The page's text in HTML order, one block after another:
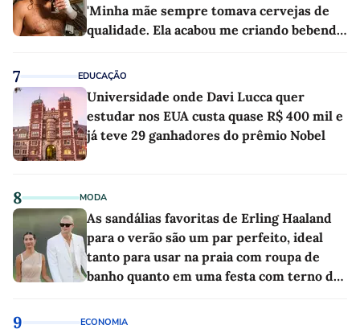
'Minha mãe sempre tomava cervejas de
qualidade. Ela acabou me criando bebendo
7 EDUCAÇÃO
Universidade onde Davi Lucca quer
estudar nos EUA custa quase R$ 400 mil e
já teve 29 ganhadores do prêmio Nobel
8 MODA
As sandálias favoritas de Erling Haaland
para o verão são um par perfeito, ideal
tanto para usar na praia com roupa de
banho quanto em uma festa com terno de
9 ECONOMIA